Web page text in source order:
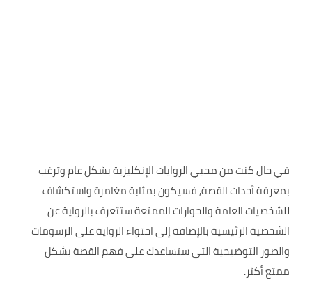
في حال كنت من محبي الروايات الإنكليزية بشكل عام وترغب
بمعرفة أحداث القصة, فسيكون بمثابة مغامرة واستكشاف
للشخصيات العامة والحوارات الممتعة ستتعرف بالرواية عن
الشخصية الرئيسية بالإضافة إلى احتواء الرواية على الرسومات
والصور التوضيحية التي ستساعدك على فهم القصة بشكل
ممتع أكثر.